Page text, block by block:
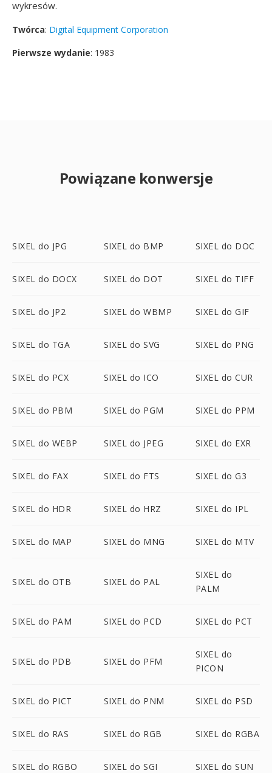
wykresów.
Twórca: Digital Equipment Corporation
Pierwsze wydanie: 1983
Powiązane konwersje
SIXEL do JPG SIXEL do BMP SIXEL do DOC
SIXEL do DOCX SIXEL do DOT SIXEL do TIFF
SIXEL do JP2 SIXEL do WBMP SIXEL do GIF
SIXEL do TGA SIXEL do SVG SIXEL do PNG
SIXEL do PCX SIXEL do ICO SIXEL do CUR
SIXEL do PBM SIXEL do PGM SIXEL do PPM
SIXEL do WEBP SIXEL do JPEG SIXEL do EXR
SIXEL do FAX SIXEL do FTS SIXEL do G3
SIXEL do HDR SIXEL do HRZ SIXEL do IPL
SIXEL do MAP SIXEL do MNG SIXEL do MTV
SIXEL do OTB SIXEL do PAL
SIXEL do
PALM
SIXEL do PAM SIXEL do PCD SIXEL do PCT
SIXEL do PDB SIXEL do PFM
SIXEL do
PICON
SIXEL do PICT SIXEL do PNM SIXEL do PSD
SIXEL do RAS SIXEL do RGB SIXEL do RGBA
SIXEL do RGBO SIXEL do SGI SIXEL do SUN